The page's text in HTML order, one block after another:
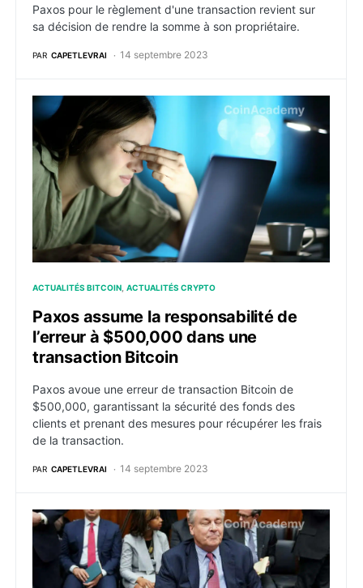
Paxos pour le règlement d'une transaction revient sur
sa décision de rendre la somme à son propriétaire.
PAR CAPETLEVRAI 14 septembre 2023
Paxos assume la responsabilité de l’erreur à
ACTUALITÉS BITCOIN ACTUALITÉS CRYPTO
Paxos assume la responsabilité de
l’erreur à $500,000 dans une
transaction Bitcoin
Paxos avoue une erreur de transaction Bitcoin de
$500,000, garantissant la sécurité des fonds des
clients et prenant des mesures pour récupérer les frais
de la transaction.
PAR CAPETLEVRAI 14 septembre 2023
FTX veut liquider $3,4 milliards de crypto sans que